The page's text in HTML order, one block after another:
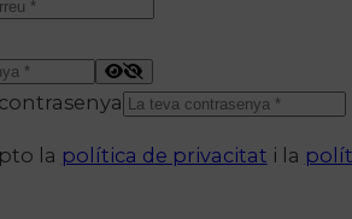
la política de privacitat i la